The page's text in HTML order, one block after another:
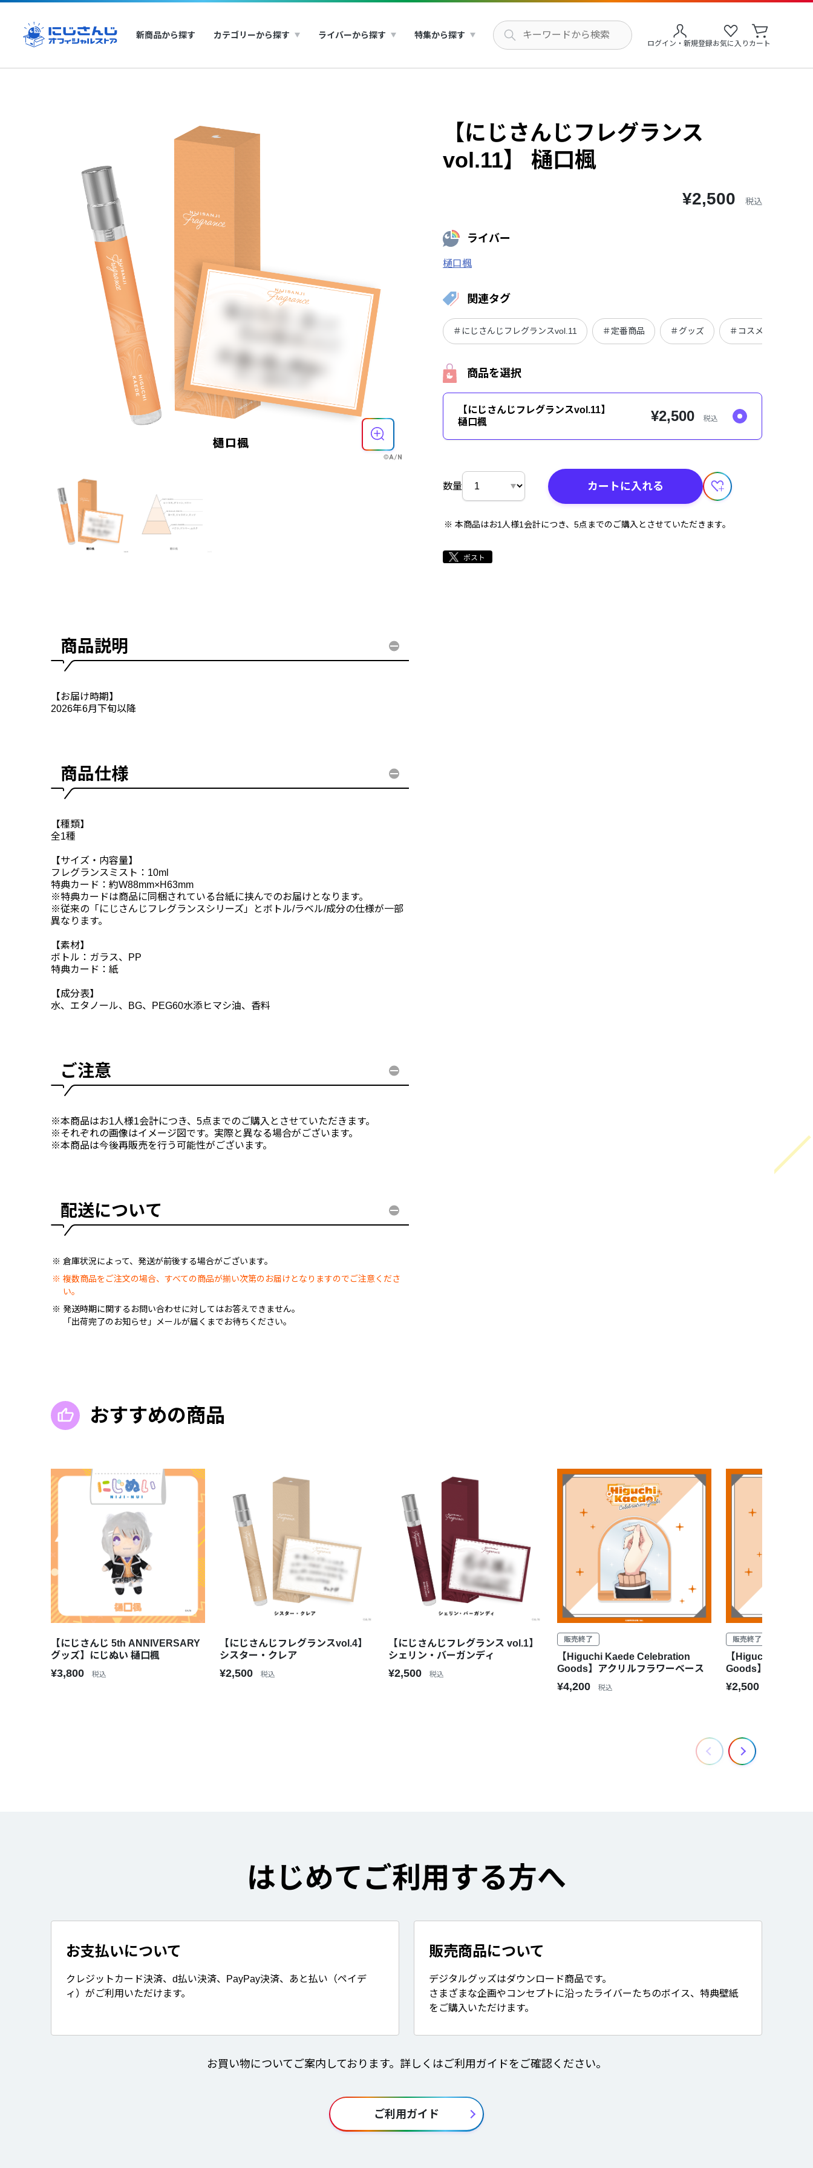
新商品から探す カテゴリーから探す ライバーから探す 特集から探す
ログイン・新規登録お気に入り カート
【にじさんじフレグランス
vol.11】 樋口楓
¥2,500 税込
ライバー
樋口楓
関連タグ
＃にじさんじフレグランスvol.11 ＃定番商品 ＃グッズ ＃コスメ
商品を選択
【にじさんじフレグランスvol.11】
樋口楓
¥2,500 税込
数量 カートに入れる
本商品はお1人様1会計につき、5点までのご購入とさせていただきます。
商品説明
【お届け時期】
2026年6月下旬以降
商品仕様
【種類】
全1種
【サイズ・内容量】
フレグランスミスト：10ml
特典カード：約W88mm×H63mm
※特典カードは商品に同梱されている台紙に挟んでのお届けとなります。
※従来の「にじさんじフレグランスシリーズ」とボトル/ラベル/成分の仕様が一部
異なります。
【素材】
ボトル：ガラス、PP
特典カード：紙
【成分表】
水、エタノール、BG、PEG60水添ヒマシ油、香料
ご注意
※本商品はお1人様1会計につき、5点までのご購入とさせていただきます。
※それぞれの画像はイメージ図です。実際と異なる場合がございます。
※本商品は今後再販売を行う可能性がございます。
配送について
倉庫状況によって、発送が前後する場合がございます。
複数商品をご注文の場合、すべての商品が揃い次第のお届けとなりますのでご注意くださ
い。
発送時期に関するお問い合わせに対してはお答えできません。
「出荷完了のお知らせ」メールが届くまでお待ちください。
おすすめの商品
【にじさんじ 5th ANNIVERSARY
グッズ】にじぬい 樋口楓
¥3,800 税込
【にじさんじフレグランスvol.4】
シスター・クレア
¥2,500 税込
【にじさんじフレグランス vol.1】
シェリン・バーガンディ
¥2,500 税込
販売終了
【Higuchi Kaede Celebration
Goods】アクリルフラワーベース
¥4,200 税込
販売終了
【Higuchi Kaede
Goods】スクイー
¥2,500
はじめてご利用する方へ
お支払いについて
クレジットカード決済、d払い決済、PayPay決済、あと払い（ペイデ
ィ）がご利用いただけます。
販売商品について
デジタルグッズはダウンロード商品です。
さまざまな企画やコンセプトに沿ったライバーたちのボイス、特典壁紙
をご購入いただけます。
お買い物についてご案内しております。詳しくはご利用ガイドをご確認ください。
ご利用ガイド